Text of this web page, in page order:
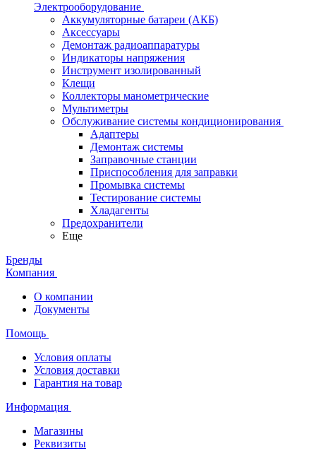
Электрооборудование
Аккумуляторные батареи (АКБ)
Аксессуары
Демонтаж радиоаппаратуры
Индикаторы напряжения
Инструмент изолированный
Клещи
Коллекторы манометрические
Мультиметры
Обслуживание системы кондиционирования
Адаптеры
Демонтаж системы
Заправочные станции
Приспособления для заправки
Промывка системы
Тестирование системы
Хладагенты
Предохранители
Еще
Бренды
Компания
О компании
Документы
Помощь
Условия оплаты
Условия доставки
Гарантия на товар
Информация
Магазины
Реквизиты